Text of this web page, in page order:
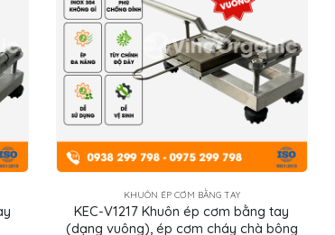
KHUÔN ÉP CƠM BẰNG TAY
KEC-V1217 Khuôn ép cơm bằng tay
(dạng vuông), ép cơm cháy chà bông